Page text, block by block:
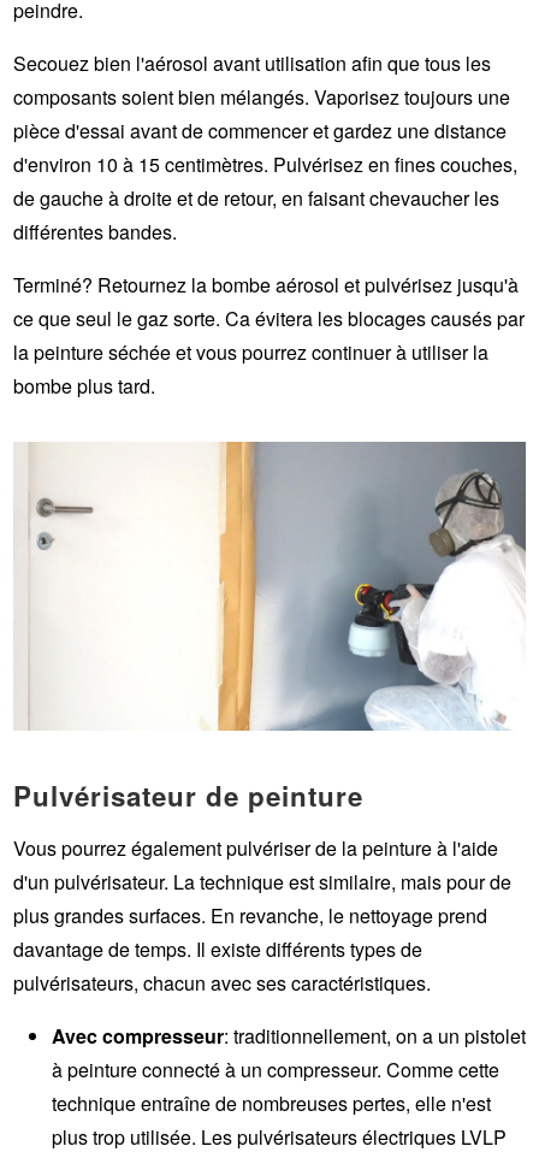
peindre.
Secouez bien l'aérosol avant utilisation afin que tous les
composants soient bien mélangés. Vaporisez toujours une
pièce d'essai avant de commencer et gardez une distance
d'environ 10 à 15 centimètres. Pulvérisez en fines couches,
de gauche à droite et de retour, en faisant chevaucher les
différentes bandes.
Terminé? Retournez la bombe aérosol et pulvérisez jusqu'à
ce que seul le gaz sorte. Ca évitera les blocages causés par
la peinture séchée et vous pourrez continuer à utiliser la
bombe plus tard.
Pulvérisateur de peinture
Vous pourrez également pulvériser de la peinture à l'aide
d'un pulvérisateur. La technique est similaire, mais pour de
plus grandes surfaces. En revanche, le nettoyage prend
davantage de temps. Il existe différents types de
pulvérisateurs, chacun avec ses caractéristiques.
Avec compresseur: traditionnellement, on a un pistolet
à peinture connecté à un compresseur. Comme cette
technique entraîne de nombreuses pertes, elle n'est
plus trop utilisée. Les pulvérisateurs électriques LVLP